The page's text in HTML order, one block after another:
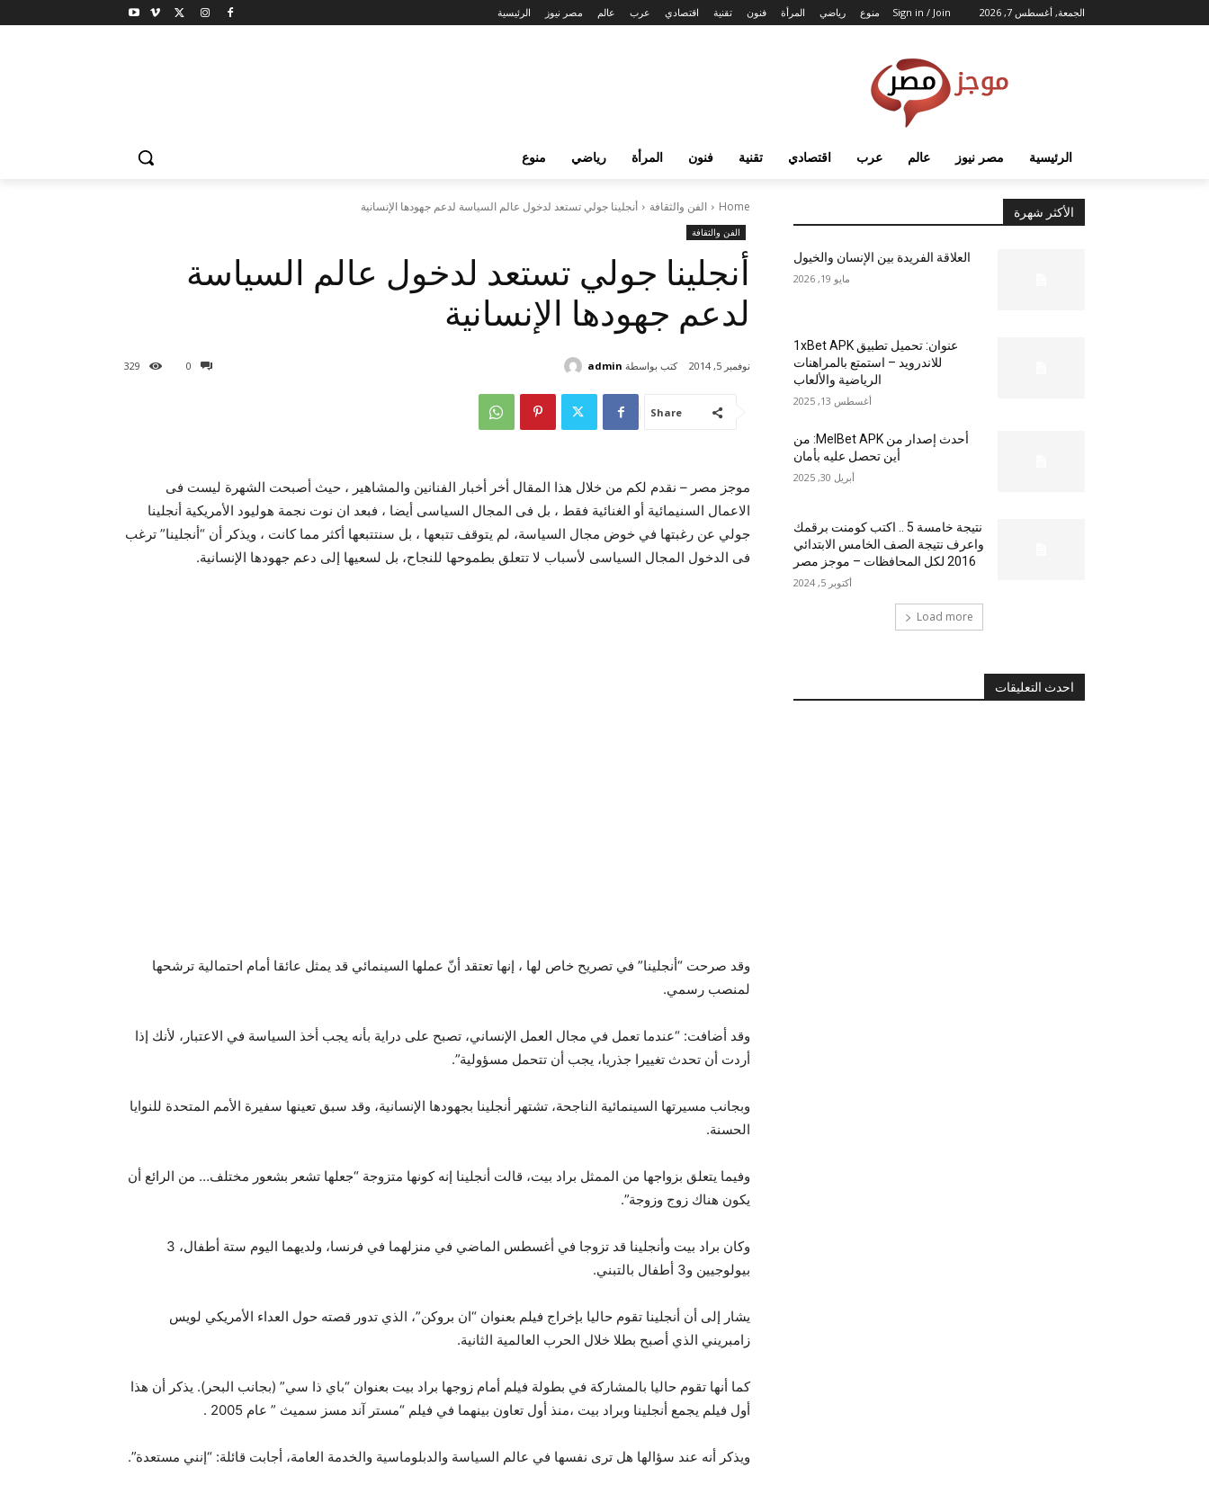
الجمعة, أغسطس 7, 2026 Sign in / Join الرئيسية مصر نيوز عالم عرب اقتصادي تقنية فنون المرأة رياضي منوع
الرئيسية مصر نيوز عالم عرب اقتصادي تقنية فنون المرأة رياضي منوع
Home الفن والثقافة أنجلينا جولي تستعد لدخول عالم السياسة لدعم جهودها الإنسانية
الفن والثقافة
أنجلينا جولي تستعد لدخول عالم السياسة
لدعم جهودها الإنسانية
0
329 نوفمبر 5, 2014 كتب بواسطة admin
Share
موجز مصر – نقدم لكم من خلال هذا المقال أخر أخبار الفنانين والمشاهير ، حيث أصبحت الشهرة ليست فى
الاعمال السنيمائية أو الغنائية فقط ، بل فى المجال السياسى أيضا ، فبعد ان نوت نجمة هوليود الأمريكية أنجلينا
جولي عن رغبتها في خوض مجال السياسة، لم يتوقف تتبعها ، بل سنتتبعها أكثر مما كانت ، ويذكر أن “أنجلينا” ترغب
فى الدخول المجال السياسى لأسباب لا تتعلق بطموحها للنجاح، بل لسعيها إلى دعم جهودها الإنسانية.
وقد صرحت “أنجلينا” في تصريح خاص لها ، إنها تعتقد أنّ عملها السينمائي قد يمثل عائقا أمام احتمالية ترشحها
لمنصب رسمي.
وقد أضافت: “عندما تعمل في مجال العمل الإنساني، تصبح على دراية بأنه يجب أخذ السياسة في الاعتبار، لأنك إذا
أردت أن تحدث تغييرا جذريا، يجب أن تتحمل مسؤولية”.
وبجانب مسيرتها السينمائية الناجحة، تشتهر أنجلينا بجهودها الإنسانية، وقد سبق تعينها سفيرة الأمم المتحدة للنوايا
الحسنة.
وفيما يتعلق بزواجها من الممثل براد بيت، قالت أنجلينا إنه كونها متزوجة “جعلها تشعر بشعور مختلف… من الرائع أن
يكون هناك زوج وزوجة”.
وكان براد بيت وأنجلينا قد تزوجا في أغسطس الماضي في منزلهما في فرنسا، ولديهما اليوم ستة أطفال، 3
بيولوجيين و3 أطفال بالتبني.
يشار إلى أن أنجلينا تقوم حاليا بإخراج فيلم بعنوان “ان بروكن”، الذي تدور قصته حول العداء الأمريكي لويس
زامبريني الذي أصبح بطلا خلال الحرب العالمية الثانية.
كما أنها تقوم حاليا بالمشاركة في بطولة فيلم أمام زوجها براد بيت بعنوان “باي ذا سي” (بجانب البحر). يذكر أن هذا
أول فيلم يجمع أنجلينا وبراد بيت ،منذ أول تعاون بينهما في فيلم “مستر آند مسز سميث ” عام 2005 .
ويذكر أنه عند سؤالها هل ترى نفسها في عالم السياسة والدبلوماسية والخدمة العامة، أجابت قائلة: “إنني مستعدة”.
الأكثر شهرة
العلاقة الفريدة بين الإنسان والخيول
مايو 19, 2026
عنوان: تحميل تطبيق 1xBet APK
للاندرويد – استمتع بالمراهنات
الرياضية والألعاب
أغسطس 13, 2025
أحدث إصدار من MelBet APK: من
أين تحصل عليه بأمان
أبريل 30, 2025
نتيجة خامسة 5 .. اكتب كومنت برقمك
واعرف نتيجة الصف الخامس الابتدائي
2016 لكل المحافظات – موجز مصر
أكتوبر 5, 2024
Load more
احدث التعليقات